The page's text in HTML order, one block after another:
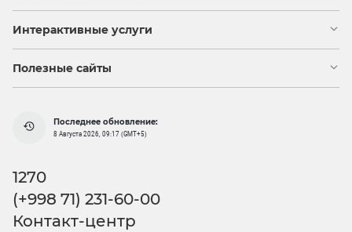
Интерактивные услуги
Полезные сайты
Последнее обновление:
8 Августа 2026, 09:17 (GMT+5)
1270
(+998 71) 231-60-00
Контакт-центр